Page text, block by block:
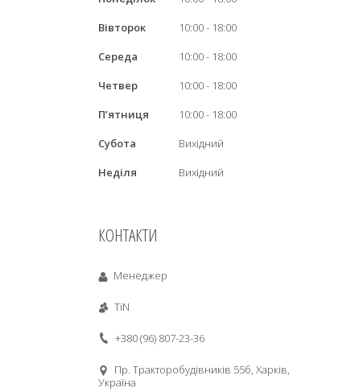
Вівторок
10:00
18:00
Середа
10:00
18:00
Четвер
10:00
18:00
Пʼятниця
10:00
18:00
Субота
Вихідний
Неділя
Вихідний
КОНТАКТИ
Менеджер
TiN
+380 (96) 807-23-36
Пр. Тракторобудiвникiв 55б, Харків,
Україна